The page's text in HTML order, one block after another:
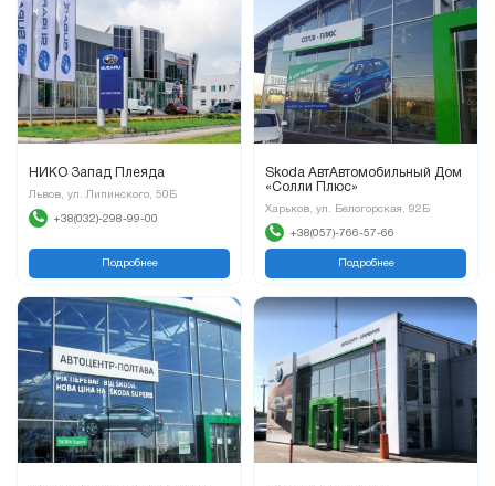
НИКО Запад Плеяда
Львов, ул. Липинского, 50Б
+38(032)-298-99-00
Подробнее
Skoda АвтАвтомобильный Дом
«Солли Плюс»
Харьков, ул. Белогорская, 92Б
+38(057)-766-57-66
Подробнее